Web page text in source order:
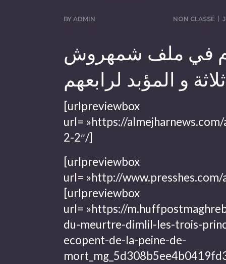
BY ADMIN NON CLASSÉ
في ملف شمهروش
[urlpreviewbox
url= »https://
2-2″/]
[urlpreviewbox
url= »http://
[urlpreviewbox
url= »https://
du-meurtre-dimlil-les-trois-
ecopent-de-la-peine-de-